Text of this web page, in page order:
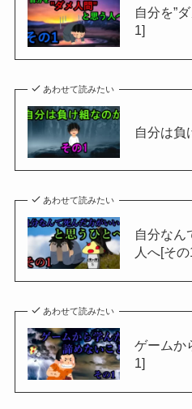
自分を”
1]
あわせて読みたい
自分は負
あわせて読みたい
自分なん
人へ[そ
あわせて読みたい
ゲームか
1]